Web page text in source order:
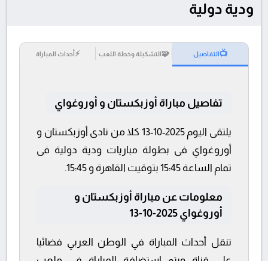
ودية دولية
📺التفاصيل 🧩التشكيلة وخطة اللعب ⚡أحداث المباراة
تفاصيل مباراة أوزبكستان و أوروغواي
يلتقى اليوم 2025-10-13 كلا من نادى أوزبكستان و
أوروغواي فى بطولة مباريات ودية دولية فى
تمام الساعة 15:45 بتوقيت القاهرة و 15:45.
معلومات عن مباراة أوزبكستان و
أوروغواي 2025-10-13
تنقل أحداث المباراة في الوطن العربي فضائيا